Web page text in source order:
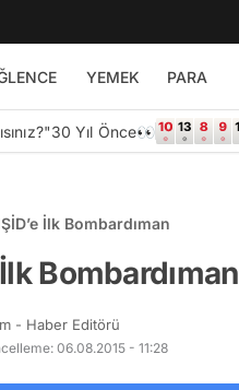
YEMEK PARA
30 Yıl Önce👀
İlk Bombardıman
Bombardıman
- Haber Editörü
06.08.2015 - 11:28